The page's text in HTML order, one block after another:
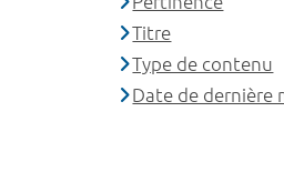
Titre
Type de contenu
Date de dernière